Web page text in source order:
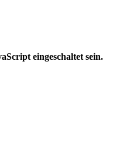
eingeschaltet sein.